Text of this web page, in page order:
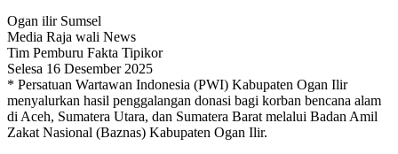
Ogan ilir Sumsel
Media Raja wali News
Tim Pemburu Fakta Tipikor
Selesa 16 Desember 2025
* Persatuan Wartawan Indonesia (PWI) Kabupaten Ogan Ilir
menyalurkan hasil penggalangan donasi bagi korban bencana alam
di Aceh, Sumatera Utara, dan Sumatera Barat melalui Badan Amil
Zakat Nasional (Baznas) Kabupaten Ogan Ilir.